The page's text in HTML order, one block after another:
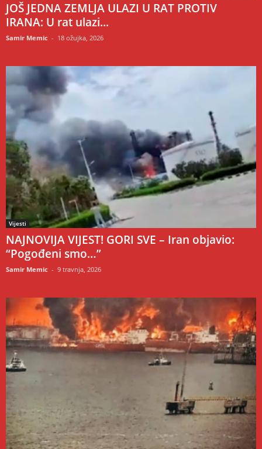
JOŠ JEDNA ZEMLJA ULAZI U RAT PROTIV
IRANA: U rat ulazi...
Samir Memic - 18 ožujka, 2026
Vijesti
NAJNOVIJA VIJEST! GORI SVE – Iran objavio:
“Pogođeni smo…”
Samir Memic - 9 travnja, 2026